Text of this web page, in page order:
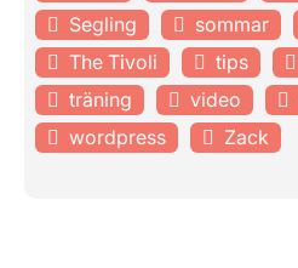
Segling
sommar
The Tivoli
tips
träning
video
wordpress
Zack